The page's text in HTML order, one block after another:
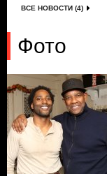
ВСЕ НОВОСТИ (4)
Фото